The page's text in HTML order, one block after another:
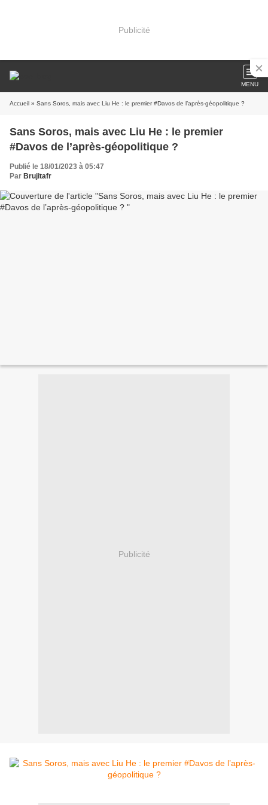
Publicité
MENU
Accueil » Sans Soros, mais avec Liu He : le premier #Davos de l’après-géopolitique ?
Sans Soros, mais avec Liu He : le premier
#Davos de l’après-géopolitique ?
Publié le 18/01/2023 à 05:47
Par Brujitafr
Publicité